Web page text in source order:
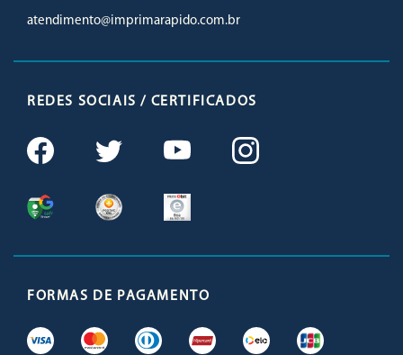
atendimento@imprimarapido.com.br
REDES SOCIAIS / CERTIFICADOS
FORMAS DE PAGAMENTO